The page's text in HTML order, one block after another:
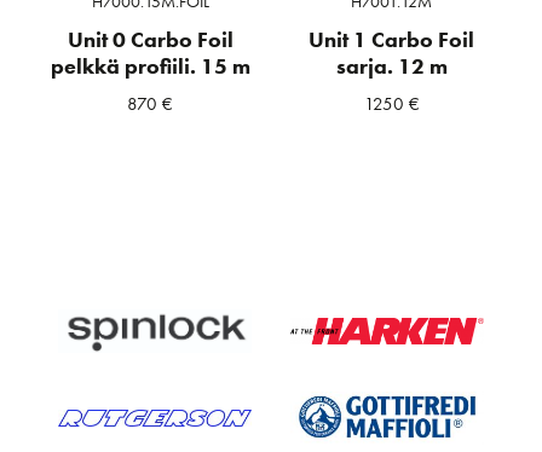
Unit 0 Carbo Foil
pelkkä profiili. 15 m
870€
Unit 1 Carbo Foil
sarja. 12 m
1250 €